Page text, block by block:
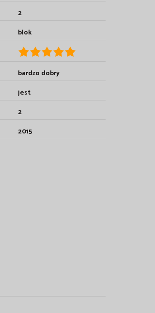
2
blok
bardzo dobry
jest
2
2015